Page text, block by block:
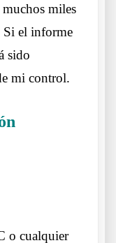
miles
Si el informe
sido
mi control.
o cualquier